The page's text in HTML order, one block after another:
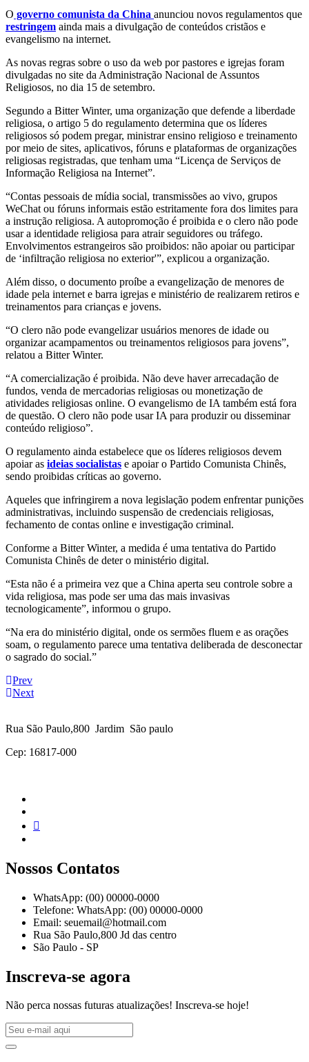
O governo comunista da China anunciou novos regulamentos que
restringem ainda mais a divulgação de conteúdos cristãos e
evangelismo na internet.
As novas regras sobre o uso da web por pastores e igrejas foram
divulgadas no site da Administração Nacional de Assuntos
Religiosos, no dia 15 de setembro.
Segundo a Bitter Winter, uma organização que defende a liberdade
religiosa, o artigo 5 do regulamento determina que os líderes
religiosos só podem pregar, ministrar ensino religioso e treinamento
por meio de sites, aplicativos, fóruns e plataformas de organizações
religiosas registradas, que tenham uma “Licença de Serviços de
Informação Religiosa na Internet”.
“Contas pessoais de mídia social, transmissões ao vivo, grupos
WeChat ou fóruns informais estão estritamente fora dos limites para
a instrução religiosa. A autopromoção é proibida e o clero não pode
usar a identidade religiosa para atrair seguidores ou tráfego.
Envolvimentos estrangeiros são proibidos: não apoiar ou participar
de ‘infiltração religiosa no exterior'”, explicou a organização.
Além disso, o documento proíbe a evangelização de menores de
idade pela internet e barra igrejas e ministério de realizarem retiros e
treinamentos para crianças e jovens.
“O clero não pode evangelizar usuários menores de idade ou
organizar acampamentos ou treinamentos religiosos para jovens”,
relatou a Bitter Winter.
“A comercialização é proibida. Não deve haver arrecadação de
fundos, venda de mercadorias religiosas ou monetização de
atividades religiosas online. O evangelismo de IA também está fora
de questão. O clero não pode usar IA para produzir ou disseminar
conteúdo religioso”.
O regulamento ainda estabelece que os líderes religiosos devem
apoiar as ideias socialistas e apoiar o Partido Comunista Chinês,
sendo proibidas críticas ao governo.
Aqueles que infringirem a nova legislação podem enfrentar punições
administrativas, incluindo suspensão de credenciais religiosas,
fechamento de contas online e investigação criminal.
Conforme a Bitter Winter, a medida é uma tentativa do Partido
Comunista Chinês de deter o ministério digital.
“Esta não é a primeira vez que a China aperta seu controle sobre a
vida religiosa, mas pode ser uma das mais invasivas
tecnologicamente”, informou o grupo.
“Na era do ministério digital, onde os sermões fluem e as orações
soam, o regulamento parece uma tentativa deliberada de desconectar
o sagrado do social.”
Prev
Next
Rua São Paulo,800 Jardim São paulo
Cep: 16817-000
Nossos Contatos
WhatsApp: (00) 00000-0000
Telefone: WhatsApp: (00) 00000-0000
Email: seuemail@hotmail.com
Rua São Paulo,800 Jd das centro
São Paulo - SP
Inscreva-se agora
Não perca nossas futuras atualizações! Inscreva-se hoje!